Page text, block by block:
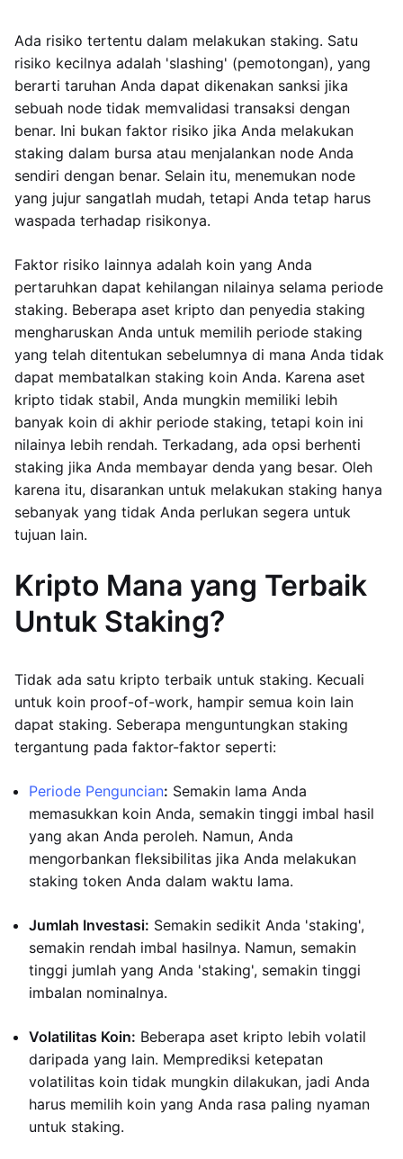
Ada risiko tertentu dalam melakukan staking. Satu
risiko kecilnya adalah 'slashing' (pemotongan), yang
berarti taruhan Anda dapat dikenakan sanksi jika
sebuah node tidak memvalidasi transaksi dengan
benar. Ini bukan faktor risiko jika Anda melakukan
staking dalam bursa atau menjalankan node Anda
sendiri dengan benar. Selain itu, menemukan node
yang jujur sangatlah mudah, tetapi Anda tetap harus
waspada terhadap risikonya.
Faktor risiko lainnya adalah koin yang Anda
pertaruhkan dapat kehilangan nilainya selama periode
staking. Beberapa aset kripto dan penyedia staking
mengharuskan Anda untuk memilih periode staking
yang telah ditentukan sebelumnya di mana Anda tidak
dapat membatalkan staking koin Anda. Karena aset
kripto tidak stabil, Anda mungkin memiliki lebih
banyak koin di akhir periode staking, tetapi koin ini
nilainya lebih rendah. Terkadang, ada opsi berhenti
staking jika Anda membayar denda yang besar. Oleh
karena itu, disarankan untuk melakukan staking hanya
sebanyak yang tidak Anda perlukan segera untuk
tujuan lain.
Kripto Mana yang Terbaik
Untuk Staking?
Tidak ada satu kripto terbaik untuk staking. Kecuali
untuk koin proof-of-work, hampir semua koin lain
dapat staking. Seberapa menguntungkan staking
tergantung pada faktor-faktor seperti:
Periode Penguncian: Semakin lama Anda
memasukkan koin Anda, semakin tinggi imbal hasil
yang akan Anda peroleh. Namun, Anda
mengorbankan fleksibilitas jika Anda melakukan
staking token Anda dalam waktu lama.
Jumlah Investasi: Semakin sedikit Anda 'staking',
semakin rendah imbal hasilnya. Namun, semakin
tinggi jumlah yang Anda 'staking', semakin tinggi
imbalan nominalnya.
Volatilitas Koin: Beberapa aset kripto lebih volatil
daripada yang lain. Memprediksi ketepatan
volatilitas koin tidak mungkin dilakukan, jadi Anda
harus memilih koin yang Anda rasa paling nyaman
untuk staking.